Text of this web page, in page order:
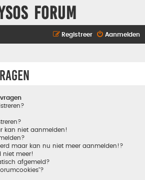
Forum
Aanmelden
Registreer
kan niet aanmelden!
maar kan nu niet meer aanmelden!?
niet meer!
afgemeld?